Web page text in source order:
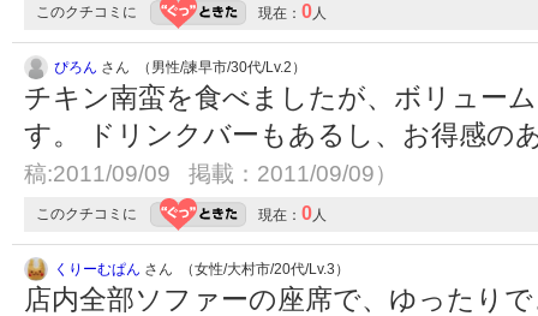
このクチコミに 現在： 0人
ぴろん さん （男性/諫早市/30代/Lv.2）
チキン南蛮を食べましたが、ボリュー
す。 ドリンクバーもあるし、お得感の
稿:2011/09/09 掲載：2011/09/09）
このクチコミに 現在： 0人
くりーむぱん さん （女性/大村市/20代/Lv.3）
店内全部ソファーの座席で、ゆったり